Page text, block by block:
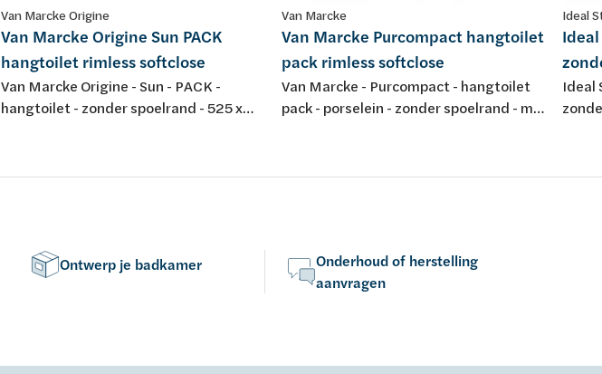
Van Marcke Origine
Van Marcke Origine Sun PACK
hangtoilet rimless softclose
Van Marcke Origine - Sun - PACK -
hangtoilet - zonder spoelrand - 525 x
Van Marcke
Van Marcke Purcompact hangtoilet
pack rimless softclose
Van Marcke - Purcompact - hangtoilet
pack - porselein - zonder spoelrand - met
500x360x370mm
Ideal
Ideal
Ontwerp je badkamer
Onderhoud of herstelling
aanvragen